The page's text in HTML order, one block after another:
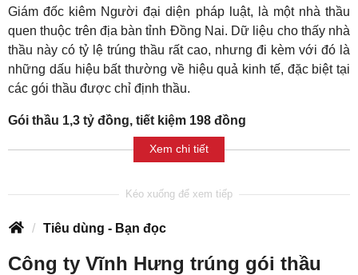
Giám đốc kiêm Người đại diện pháp luật, là một nhà thầu
quen thuộc trên địa bàn tỉnh Đồng Nai. Dữ liệu cho thấy nhà
thầu này có tỷ lệ trúng thầu rất cao, nhưng đi kèm với đó là
những dấu hiệu bất thường về hiệu quả kinh tế, đặc biệt tại
các gói thầu được chỉ định thầu.
Gói thầu 1,3 tỷ đồng, tiết kiệm 198 đồng
Xem chi tiết
Tiêu dùng - Bạn đọc
Công ty Vĩnh Hưng trúng gói thầu